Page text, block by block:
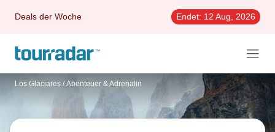
Deals der Woche Endet: 12 Aug, 2026
Los Glaciares / Abenteuer & Adrenalin